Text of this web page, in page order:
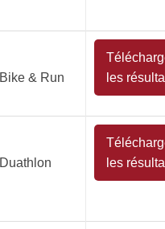
Bike & Run
les
Duathlon
les